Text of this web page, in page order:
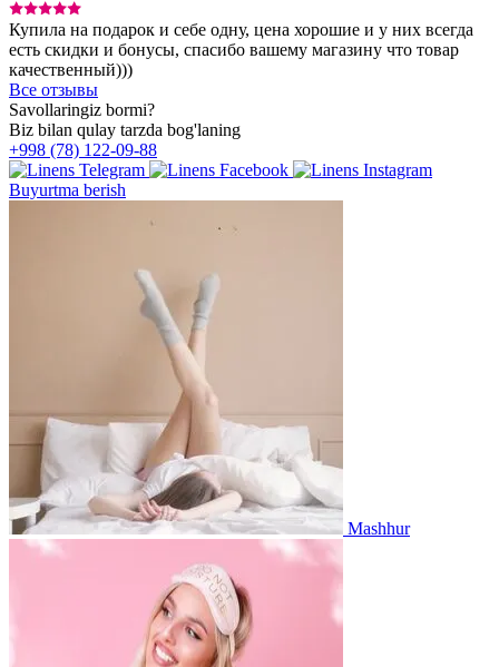
Купила на подарок и себе одну, цена хорошие и у них всегда
есть скидки и бонусы, спасибо вашему магазину что товар
качественный)))
Все отзывы
Savollaringiz bormi?
Biz bilan qulay tarzda bog'laning
+998 (78) 122-09-88
Buyurtma berish
Mashhur